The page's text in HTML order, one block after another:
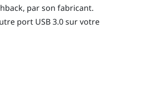
par son fabricant.
port USB 3.0 sur votre